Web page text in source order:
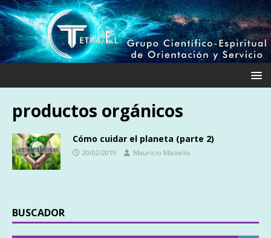
productos orgánicos
Cómo cuidar el planeta (parte 2)
20/02/2019 Mauricio Masiello
BUSCADOR